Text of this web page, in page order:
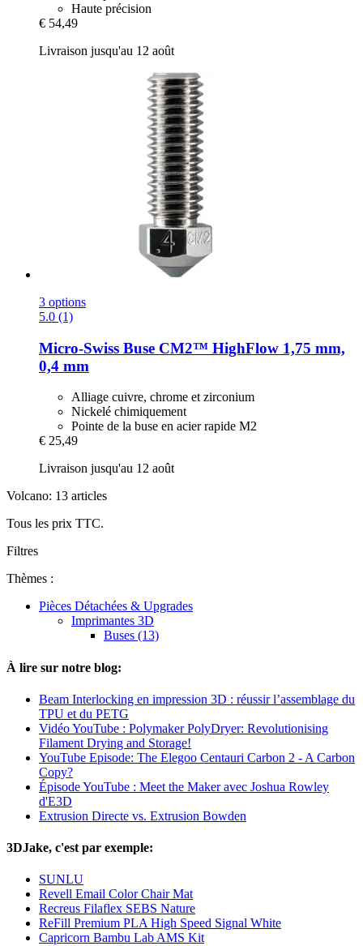
Haute précision
€ 54,49
Livraison jusqu'au 12 août
3 options
5.0 (1)
Micro-Swiss Buse CM2™ HighFlow 1,75 mm,
0,4 mm
Alliage cuivre, chrome et zirconium
Nickelé chimiquement
Pointe de la buse en acier rapide M2
€ 25,49
Livraison jusqu'au 12 août
Volcano: 13 articles
Tous les prix TTC.
Filtres
Thèmes :
Pièces Détachées & Upgrades
Imprimantes 3D
Buses (13)
À lire sur notre blog:
Beam Interlocking en impression 3D : réussir l’assemblage du
TPU et du PETG
Vidéo YouTube : Polymaker PolyDryer: Revolutionising
Filament Drying and Storage!
YouTube Episode: The Elegoo Centauri Carbon 2 - A Carbon
Copy?
Épisode YouTube : Meet the Maker avec Joshua Rowley
d'E3D
Extrusion Directe vs. Extrusion Bowden
3DJake, c'est par exemple:
SUNLU
Revell Email Color Chair Mat
Recreus Filaflex SEBS Nature
ReFill Premium PLA High Speed Signal White
Capricorn Bambu Lab AMS Kit